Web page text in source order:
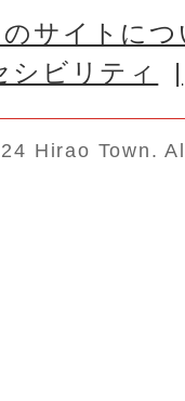
のサイトに
シビリティ
Hirao Town.